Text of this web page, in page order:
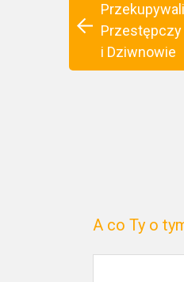
Przestępczy
i Dziwnowie
A co Ty o